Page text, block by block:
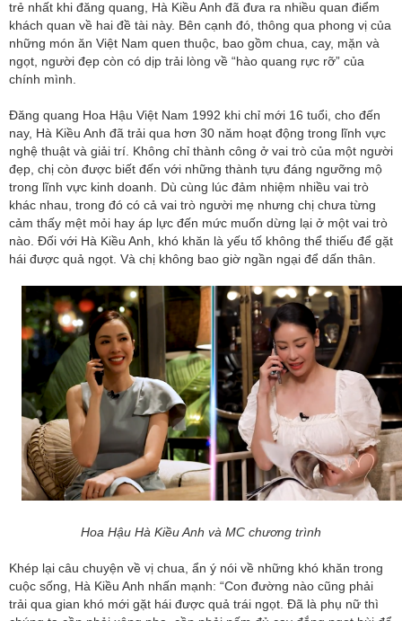
trẻ nhất khi đăng quang, Hà Kiều Anh đã đưa ra nhiều quan điểm
khách quan về hai đề tài này. Bên cạnh đó, thông qua phong vị của
những món ăn Việt Nam quen thuộc, bao gồm chua, cay, mặn và
ngọt, người đẹp còn có dịp trải lòng về “hào quang rực rỡ” của
chính mình.
Đăng quang Hoa Hậu Việt Nam 1992 khi chỉ mới 16 tuổi, cho đến
nay, Hà Kiều Anh đã trải qua hơn 30 năm hoạt động trong lĩnh vực
nghệ thuật và giải trí. Không chỉ thành công ở vai trò của một người
đẹp, chị còn được biết đến với những thành tựu đáng ngưỡng mộ
trong lĩnh vực kinh doanh. Dù cùng lúc đảm nhiệm nhiều vai trò
khác nhau, trong đó có cả vai trò người mẹ nhưng chị chưa từng
cảm thấy mệt mỏi hay áp lực đến mức muốn dừng lại ở một vai trò
nào. Đối với Hà Kiều Anh, khó khăn là yếu tố không thể thiếu để gặt
hái được quả ngọt. Và chị không bao giờ ngần ngại để dấn thân.
Hoa Hậu Hà Kiều Anh và MC chương trình
Khép lại câu chuyện về vị chua, ẩn ý nói về những khó khăn trong
cuộc sống, Hà Kiều Anh nhấn mạnh: “Con đường nào cũng phải
trải qua gian khó mới gặt hái được quả trái ngọt. Đã là phụ nữ thì